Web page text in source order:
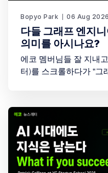
Bopyo Park 06 Aug 2026
다들 그래프 엔지
의미를 아시나요?
에코 멤버님들 잘 지내고 계신가요? 며칠 전 X(트위
터)를 스크롤하다가 "그
다. 솔직히 저도 이 개
그래서 이 주제를 다룬
을 찾아봤고, 26분짜리